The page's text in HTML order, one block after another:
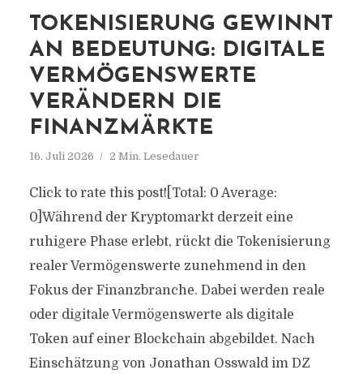
TOKENISIERUNG GEWINNT
AN BEDEUTUNG: DIGITALE
VERMÖGENSWERTE
VERÄNDERN DIE
FINANZMÄRKTE
16. Juli 2026 2 Min. Lesedauer
Click to rate this post![Total: 0 Average:
0]Während der Kryptomarkt derzeit eine
ruhigere Phase erlebt, rückt die Tokenisierung
realer Vermögenswerte zunehmend in den
Fokus der Finanzbranche. Dabei werden reale
oder digitale Vermögenswerte als digitale
Token auf einer Blockchain abgebildet. Nach
Einschätzung von Jonathan Osswald im DZ